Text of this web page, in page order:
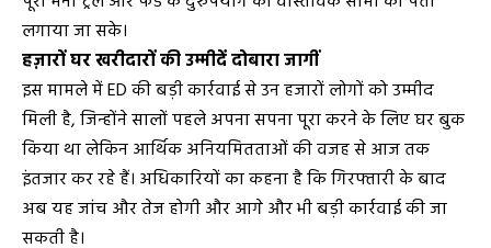
लगाया जा सके।
हज़ारों घर खरीदारों की उम्मीदें दोबारा जागीं
इस मामले में ED की बड़ी कार्रवाई से उन हजारों लोगों को उम्मीद
मिली है, जिन्होंने सालों पहले अपना सपना पूरा करने के लिए घर बुक
किया था लेकिन आर्थिक अनियमितताओं की वजह से आज तक
इंतजार कर रहे हैं। अधिकारियों का कहना है कि गिरफ्तारी के बाद
अब यह जांच और तेज होगी और आगे और भी बड़ी कार्रवाई की जा
सकती है।